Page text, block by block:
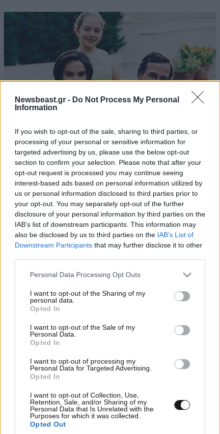
Newsbeast.gr - Do Not Process My Personal
Information
If you wish to opt-out of the sale, sharing to third parties, or
processing of your personal or sensitive information for
targeted advertising by us, please use the below opt-out
section to confirm your selection. Please note that after your
opt-out request is processed you may continue seeing
interest-based ads based on personal information utilized by
us or personal information disclosed to third parties prior to
your opt-out. You may separately opt-out of the further
disclosure of your personal information by third parties on the
IAB’s list of downstream participants. This information may
also be disclosed by us to third parties on the IAB’s List of
Downstream Participants that may further disclose it to other
Please note that this website/app uses one or more Google
not limited to your visit or usage behaviour. You may click to
grant or deny consent to Google and its third-party tags to
use your data for below specified purposes in below Google
consent section.
Personal Data Processing Opt Outs
I want to opt-out of the Sharing of my
personal data.
Opted In
I want to opt-out of the Sale of my
Personal Data.
Opted In
I want to opt-out of processing my
Personal Data for Targeted Advertising.
Opted In
I want to opt-out of Collection, Use,
Retention, Sale, and/or Sharing of my
Personal Data that Is Unrelated with the
Purposes for which it was collected.
Opted Out
ΠΟΛΙΤΙΚΗ38 λ. πριν
Ο Κώστας Σαμαράς δημοσίευσε μία παιδική
φωτογραφία για την επέτειο θανάτου της
αδελφής του, Λένας
Ο συνθέτης του «Λογαριασμού» αποκαλύπτει
πώς το τραγούδι της Κατερίνας Λιόλιου έγινε